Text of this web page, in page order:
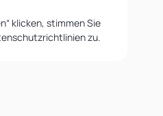
klicken, stimmen Sie
zu.